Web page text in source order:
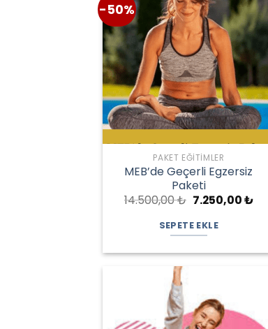
-50%
PAKET EĞITIMLER
MEB’de Geçerli Egzersiz
Paketi
14.500,00₺ Orijinal
14.500,00 ₺.
7.250,00₺Şu
SEPETE EKLE